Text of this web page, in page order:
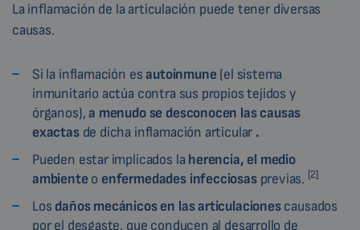
La inflamación de la articulación puede tener diversas
causas.
Si la inflamación esautoinmune(el sistema
inmunitario actúa contra sus propios tejidos y
órganos),a menudo se desconocen las causas
exactas de dicha inflamación articular .
Pueden estar implicados laherencia, el medio
ambienteo enfermedades infecciosasprevias. [2]
Los daños mecánicos en las articulacionescausados
por el desgaste, que conducen al desarrollo de